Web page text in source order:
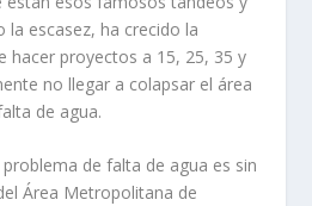
la escasez, ha crecido la
hacer proyectos a 15, 25, 35 y
no llegar a colapsar el área
de agua.
de falta de agua es sin
Área Metropolitana de